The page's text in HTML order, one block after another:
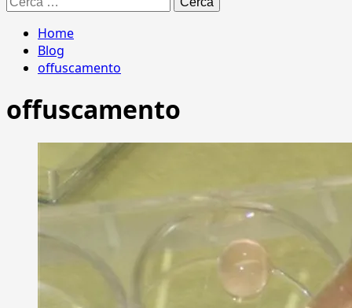
per:
Home
Blog
offuscamento
offuscamento